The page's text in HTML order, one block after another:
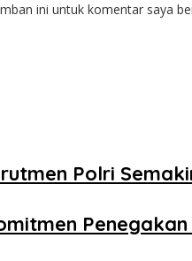
ini untuk komentar saya
Polri